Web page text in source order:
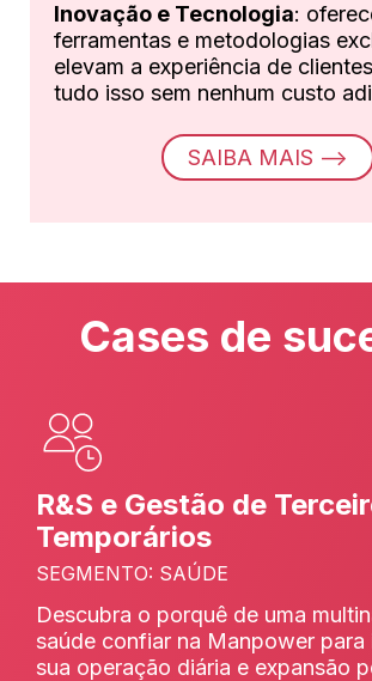
Inovação e Tecnologia:
ferramentas e metodologias
elevam a experiência de
tudo isso sem nenhum custo
SAIBA MAIS ⟶
Cases de
R&S e Gestão de
Temporários
SEGMENTO: SAÚDE
Descubra o porquê de uma
saúde confiar na Manpower para
sua operação diária e expansão